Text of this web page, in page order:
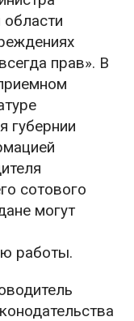
прав». В
губернии
сотового
могут
работы.